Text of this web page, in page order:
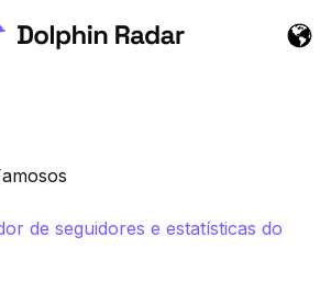
de seguidores e estatísticas do